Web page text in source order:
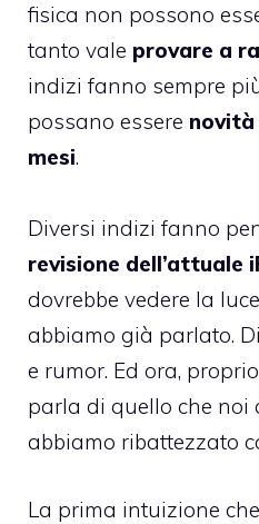
fisica non possono
tanto vale provare a
indizi fanno sempre
possano essere novità
mesi.
Diversi indizi fanno
revisione dell’attuale
dovrebbe vedere la
abbiamo già parlato.
e rumor. Ed ora,
parla di quello che noi
abbiamo ribattezzato
La prima intuizione